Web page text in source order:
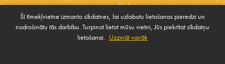
Sīkdatnes
Vakances
Ētikas kodekss
Sabiedrības atbalsta
Šī tīmekļvietne izmanto sīkdatnes, lai uzlabotu lietošanas pieredzi un
nodrošinātu tās darbību. Turpinot lietot mūsu vietni, Jūs piekrītat sīkdatņu
lietošanai. Uzzināt vairāk